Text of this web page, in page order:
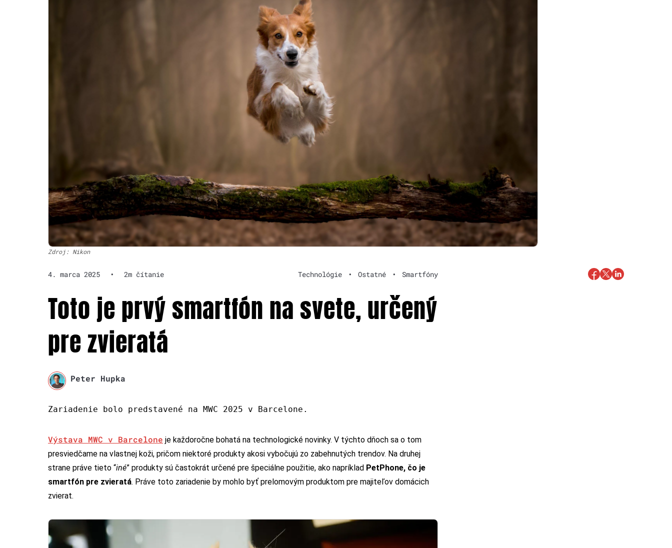
Zdroj: Nikon
4. marca 2025 • 2m čítanie Technológie • Ostatné • Smartfóny
Toto je prvý smartfón na svete, určený
pre zvieratá
Peter Hupka
Zariadenie bolo predstavené na MWC 2025 v Barcelone.
Výstava MWC v Barcelone je každoročne bohatá na technologické novinky. V týchto dňoch sa o tom
presviedčame na vlastnej koži, pričom niektoré produkty akosi vybočujú zo zabehnutých trendov. Na druhej
strane práve tieto “iné” produkty sú častokrát určené pre špeciálne použitie, ako napríklad PetPhone, čo je
smartfón pre zvieratá. Práve toto zariadenie by mohlo byť prelomovým produktom pre majiteľov domácich
zvierat.